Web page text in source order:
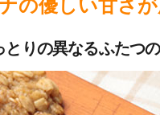
の優しい甘さ
とりの異なるふたつ